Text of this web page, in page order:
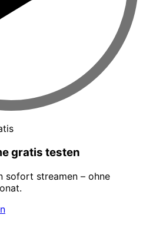
gratis testen
sofort streamen – ohne